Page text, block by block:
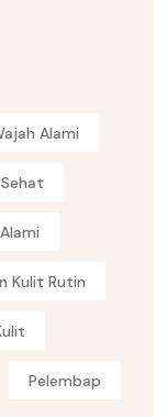
Alami
Kulit Rutin
Pelembap